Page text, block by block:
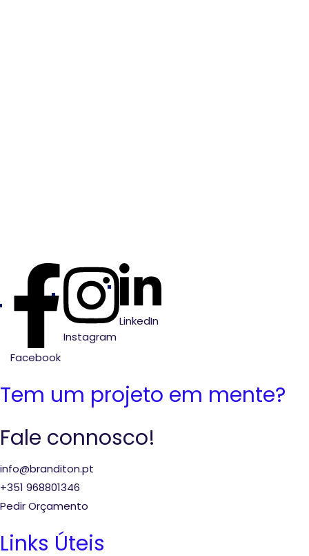
Facebook
Instagram
LinkedIn
Tem um projeto em mente?
Fale connosco!
info@branditon.pt
+351 968801346
Pedir Orçamento
Links Úteis